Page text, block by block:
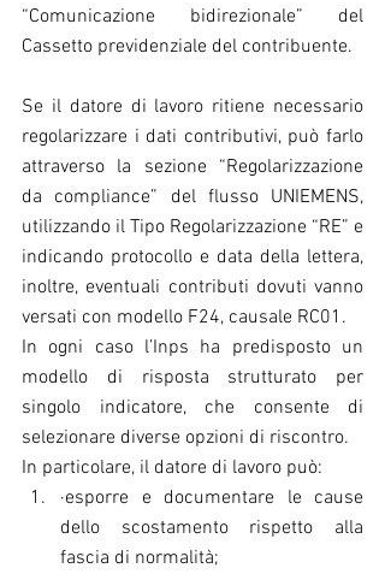
“Comunicazione bidirezionale” del
Cassetto previdenziale del contribuente.
Se il datore di lavoro ritiene necessario
regolarizzare i dati contributivi, può farlo
attraverso la sezione “Regolarizzazione
da compliance” del flusso UNIEMENS,
utilizzando il Tipo Regolarizzazione “RE” e
indicando protocollo e data della lettera,
inoltre, eventuali contributi dovuti vanno
versati con modello F24, causale RC01.
In ogni caso l’Inps ha predisposto un
modello di risposta strutturato per
singolo indicatore, che consente di
selezionare diverse opzioni di riscontro.
In particolare, il datore di lavoro può:
·esporre e documentare le cause
dello scostamento rispetto alla
fascia di normalità;